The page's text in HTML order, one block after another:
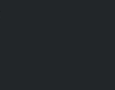
Nhơn Phú A, Thủ Đức,